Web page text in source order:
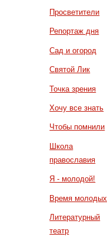
Просветители
Репортаж дня
Сад и огород
Святой Лик
Точка зрения
Хочу все знать
Чтобы помнили
Школа
православия
Я - молодой!
Время молодых
Литературный
театр